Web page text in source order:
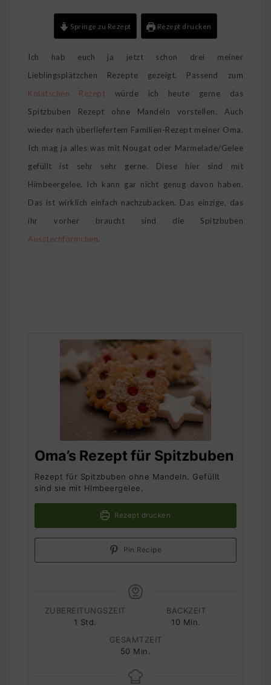
Springe zu Rezept Rezept drucken
Ich hab euch ja jetzt schon drei meiner
Lieblingsplätzchen Rezepte gezeigt. Passend zum
Kolatschen Rezept würde ich heute gerne das
Spitzbuben Rezept ohne Mandeln vorstellen. Auch
wieder nach überliefertem Familien-Rezept meiner Oma.
Ich mag ja alles was mit Nougat oder Marmelade/Gelee
gefüllt ist sehr sehr gerne. Diese hier sind mit
Himbeergelee. Ich kann gar nicht genug davon haben.
Das ist wirklich einfach nachzubacken. Das einzige, das
ihr vorher braucht sind die Spitzbuben
Ausstechförmchen.
Oma’s Rezept für Spitzbuben
Rezept für Spitzbuben ohne Mandeln. Gefüllt
sind sie mit HImbeergelee.
Rezept drucken
Pin Recipe
ZUBEREITUNGSZEIT
1 Stunde
Std.
BACKZEIT
10 Minuten
Min.
GESAMTZEIT
50 Minuten
Min.